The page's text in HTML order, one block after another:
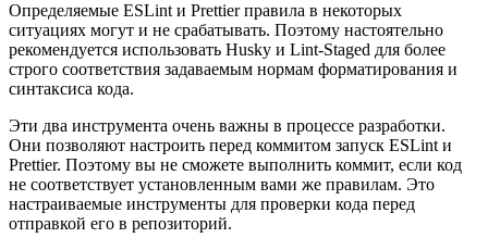
Определяемые ESLint и Prettier правила в некоторых
ситуациях могут и не срабатывать. Поэтому настоятельно
рекомендуется использовать Husky и Lint-Staged для более
строго соответствия задаваемым нормам форматирования и
синтаксиса кода.
Эти два инструмента очень важны в процессе разработки.
Они позволяют настроить перед коммитом запуск ESLint и
Prettier. Поэтому вы не сможете выполнить коммит, если код
не соответствует установленным вами же правилам. Это
настраиваемые инструменты для проверки кода перед
отправкой его в репозиторий.